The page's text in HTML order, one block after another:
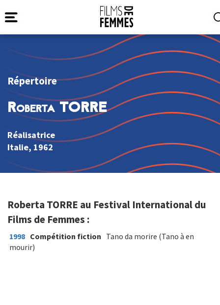
Répertoire
Roberta TORRE
Réalisatrice
Italie, 1962
Roberta TORRE au Festival International du
Films de Femmes :
1998 Compétition fiction Tano da morire (Tano à en
mourir)